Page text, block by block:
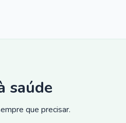
saúde
que precisar.